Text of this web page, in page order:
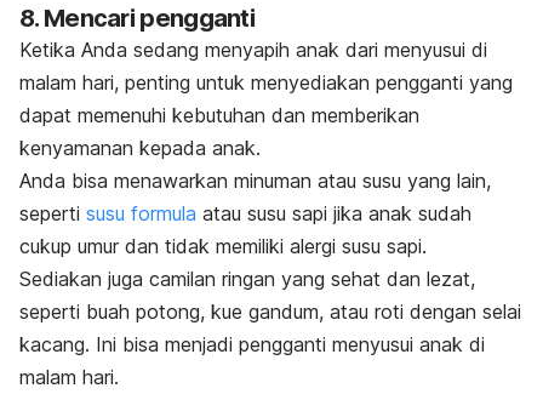
8. Mencari pengganti
Ketika Anda sedang menyapih anak dari menyusui di
malam hari, penting untuk menyediakan pengganti yang
dapat memenuhi kebutuhan dan memberikan
kenyamanan kepada anak.
Anda bisa menawarkan minuman atau susu yang lain,
seperti susu formula atau susu sapi jika anak sudah
cukup umur dan tidak memiliki alergi susu sapi.
Sediakan juga camilan ringan yang sehat dan lezat,
seperti buah potong, kue gandum, atau roti dengan selai
kacang. Ini bisa menjadi pengganti menyusui anak di
malam hari.